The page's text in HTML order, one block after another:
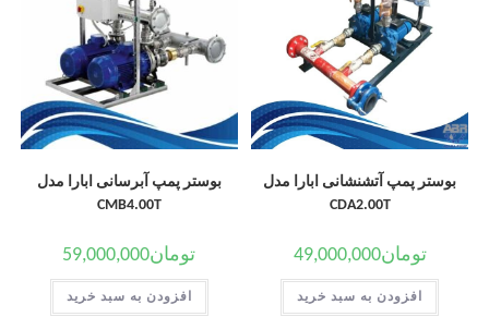
بوستر پمپ آتشنشانی ابارا مدل
CDA2.00T
تومان49,000,000
افزودن به سبد خرید
بوستر پمپ آبرسانی ابارا مدل
CMB4.00T
تومان59,000,000
افزودن به سبد خرید